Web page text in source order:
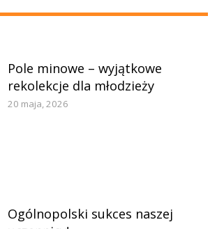
Pole minowe – wyjątkowe
rekolekcje dla młodzieży
20 maja, 2026
Ogólnopolski sukces naszej